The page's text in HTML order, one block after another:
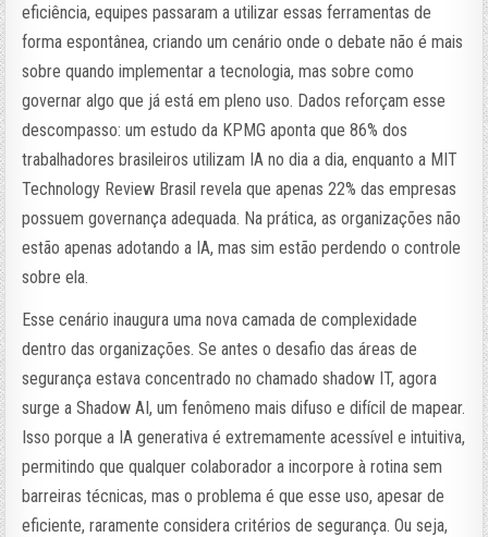
eficiência, equipes passaram a utilizar essas ferramentas de
forma espontânea, criando um cenário onde o debate não é mais
sobre quando implementar a tecnologia, mas sobre como
governar algo que já está em pleno uso. Dados reforçam esse
descompasso: um estudo da KPMG aponta que 86% dos
trabalhadores brasileiros utilizam IA no dia a dia, enquanto a MIT
Technology Review Brasil revela que apenas 22% das empresas
possuem governança adequada. Na prática, as organizações não
estão apenas adotando a IA, mas sim estão perdendo o controle
sobre ela.
Esse cenário inaugura uma nova camada de complexidade
dentro das organizações. Se antes o desafio das áreas de
segurança estava concentrado no chamado shadow IT, agora
surge a Shadow AI, um fenômeno mais difuso e difícil de mapear.
Isso porque a IA generativa é extremamente acessível e intuitiva,
permitindo que qualquer colaborador a incorpore à rotina sem
barreiras técnicas, mas o problema é que esse uso, apesar de
eficiente, raramente considera critérios de segurança. Ou seja,